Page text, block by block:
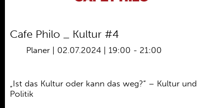
Projekte
Verein
Bundesfreiwilligendienst /
Ehrenamt
Cafe Philo _ Kultur #4
Planer 02.07.2024 | 19:00 - 21:00
„Ist das Kultur oder kann das weg?“ – Kultur und
Politik